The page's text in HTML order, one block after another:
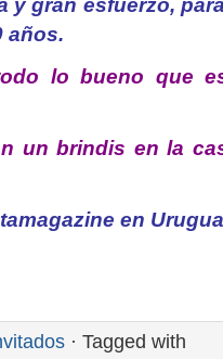
y gran esfuerzo,
años.
todo lo bueno que
un brindis en la
en
· Tagged with